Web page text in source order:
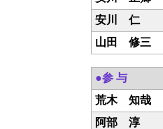
安川 仁
山田 修三
●参 与
荒木 知哉
阿部 淳